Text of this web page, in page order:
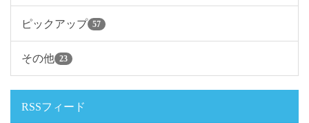
ピックアップ 57
その他 23
RSSフィード